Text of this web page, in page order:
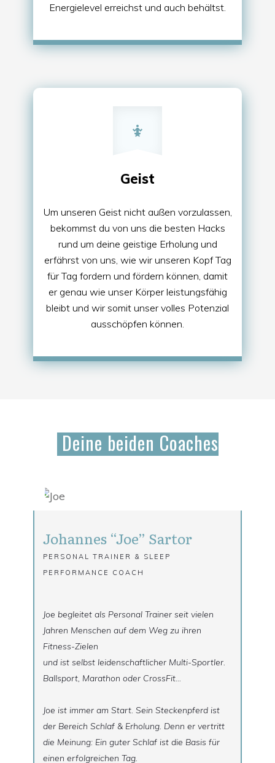
Energielevel erreichst und auch behältst.
Geist
Um unseren Geist nicht außen vorzulassen,
bekommst du von uns die besten Hacks
rund um deine geistige Erholung und
erfährst von uns, wie wir unseren Kopf Tag
für Tag fordern und fördern können, damit
er genau wie unser Körper leistungsfähig
bleibt und wir somit unser volles Potenzial
ausschöpfen können.
Deine beiden Coaches
Johannes “Joe” Sartor
PERSONAL TRAINER & SLEEP
PERFORMANCE COACH
Joe begleitet als Personal Trainer seit vielen
Jahren Menschen auf dem Weg zu ihren
Fitness-Zielen
und ist selbst leidenschaftlicher Multi-Sportler.
Ballsport, Marathon oder CrossFit...
Joe ist immer am Start. Sein Steckenpferd ist
der Bereich Schlaf & Erholung. Denn er vertritt
die Meinung: Ein guter Schlaf ist die Basis für
einen erfolgreichen Tag.